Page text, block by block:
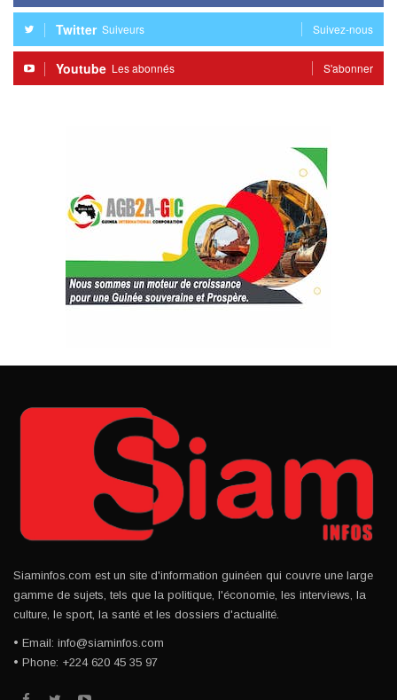
Twitter Suiveurs Suivez-nous
Youtube Les abonnés S'abonner
Siaminfos.com est un site d'information guinéen qui couvre une large
gamme de sujets, tels que la politique, l'économie, les interviews, la
culture, le sport, la santé et les dossiers d'actualité.
• Email: info@siaminfos.com
• Phone: +224 620 45 35 97